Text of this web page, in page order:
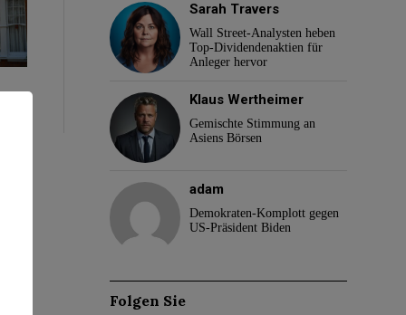
Sarah Travers
Wall Street-Analysten heben
Top-Dividendenaktien für
Anleger hervor
Klaus Wertheimer
Gemischte Stimmung an
Asiens Börsen
adam
Demokraten-Komplott gegen
US-Präsident Biden
Folgen Sie